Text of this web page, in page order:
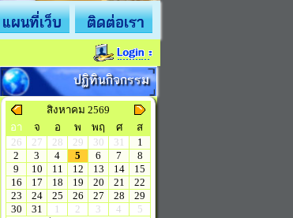
แผนที่เว็บ ติดต่อเรา
ปฏิทินกิจกรรม
สิงหาคม 2569
อา
จ อ พ พฤ ศ
ส
26
27 28 29 30 31
1
2
3 4 5 6 7
8
9
10 11 12 13 14
15
16
17 18 19 20 21
22
23
24 25 26 27 28
29
30
31 1 2 3 4
5